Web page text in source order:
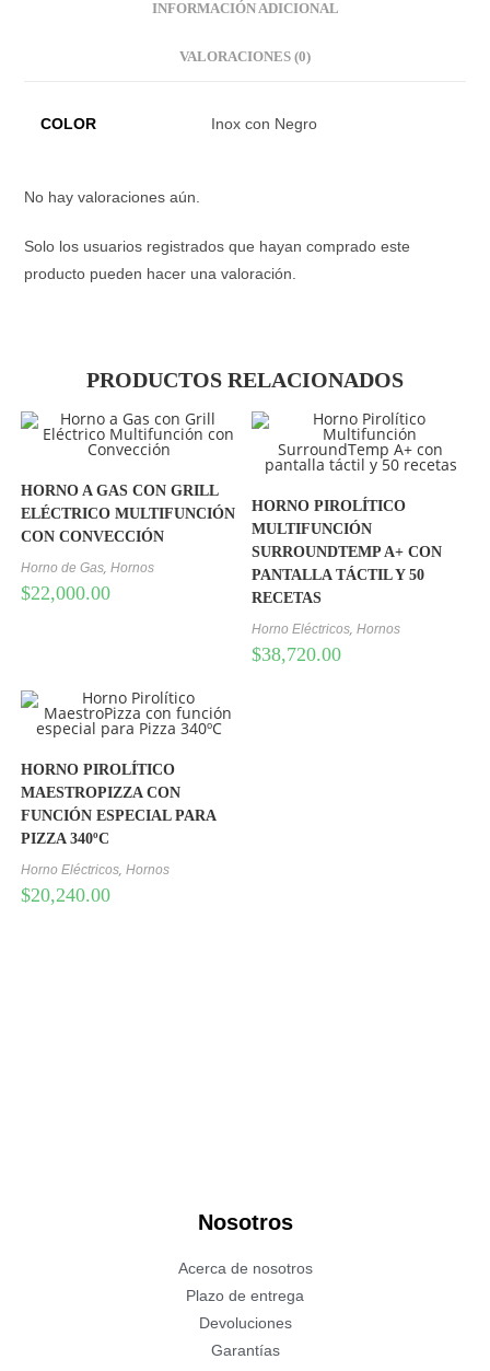
INFORMACIÓN ADICIONAL
VALORACIONES (0)
COLOR Inox con Negro
No hay valoraciones aún.
Solo los usuarios registrados que hayan comprado este
producto pueden hacer una valoración.
PRODUCTOS RELACIONADOS
HORNO A GAS CON GRILL
ELÉCTRICO MULTIFUNCIÓN
CON CONVECCIÓN
Horno de Gas, Hornos
$22,000.00
HORNO PIROLÍTICO
MULTIFUNCIÓN
SURROUNDTEMP A+ CON
PANTALLA TÁCTIL Y 50
RECETAS
Horno Eléctricos,Hornos
$38,720.00
HORNO PIROLÍTICO
MAESTROPIZZA CON
FUNCIÓN ESPECIAL PARA
PIZZA 340ºC
Horno Eléctricos, Hornos
$20,240.00
Nosotros
Acerca de nosotros
Plazo de entrega
Devoluciones
Garantías